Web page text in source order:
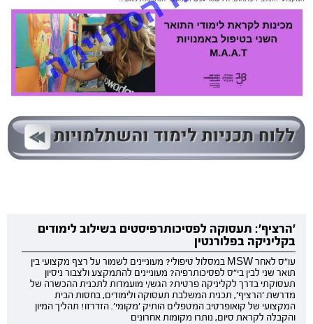
'הרציף': תעסוקה לפסיכותרפיסטים בשילוב לימודים
בקליניקה בפלורנטין
עו"ס לאחר MSW במסלול טיפולי? מעוניינים לשמור על רצף מקצועי בין
תואר שני לבין בי"ס לפסיכותרפיה? מעוניינים להתמקצע ולצבור ניסיון
תעסוקתי בדרך לקליניקה פרטית? הגש/י מועמדות לתכנית ההכשרה של
מדרשת 'הרציף', תכנית המשלבת תעסוקה ולימודים, בחסות הבית
המקצועי של קואופרטיב המטפלים הותיק 'מקומי'. הזדרזו! תהליך המיון
והקבלה לקראת סיום, נותרו מקומות אחרונים